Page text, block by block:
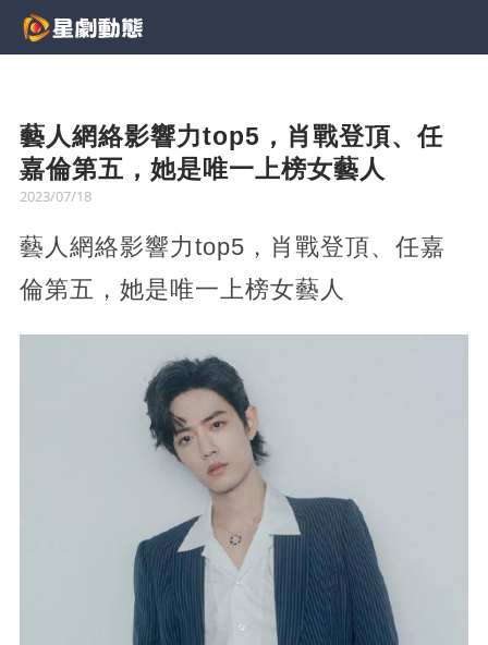
藝人網絡影響力top5，肖戰登頂、任
嘉倫第五，她是唯一上榜女藝人
2023/07/18
藝人網絡影響力top5，肖戰登頂、任嘉
倫第五，她是唯一上榜女藝人